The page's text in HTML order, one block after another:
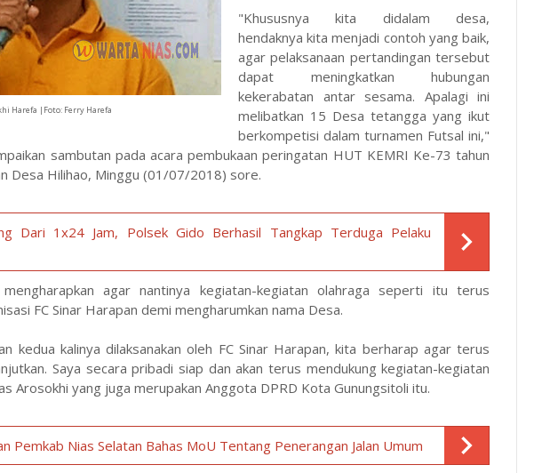
Harefa |Foto: Ferry Harefa
"Khususnya kita didalam desa,
hendaknya kita menjadi contoh yang baik,
agar pelaksanaan pertandingan tersebut
dapat meningkatkan hubungan
kekerabatan antar sesama. Apalagi ini
melibatkan 15 Desa tetangga yang ikut
berkompetisi dalam turnamen Futsal ini,"
sambutan pada acara pembukaan peringatan HUT KEMRI Ke-73 tahun
Desa Hilihao, Minggu (01/07/2018) sore.
Dari 1x24 Jam, Polsek Gido Berhasil Tangkap Terduga Pelaku
agar nantinya kegiatan-kegiatan olahraga seperti itu terus
FC Sinar Harapan demi mengharumkan nama Desa.
kedua kalinya dilaksanakan oleh FC Sinar Harapan, kita berharap agar terus
Saya secara pribadi siap dan akan terus mendukung kegiatan-kegiatan
Arosokhi yang juga merupakan Anggota DPRD Kota Gunungsitoli itu.
Pemkab Nias Selatan Bahas MoU Tentang Penerangan Jalan Umum